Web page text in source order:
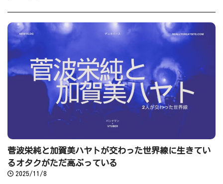
菅波栄純と加賀美ハヤトが交わった世界線に生きてい
るオタクがただ高ぶっている
2025/11/8